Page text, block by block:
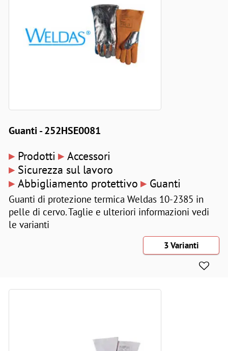
Guanti - 252HSE0081
▸ Prodotti ▸ Accessori
▸ Sicurezza sul lavoro
▸ Abbigliamento protettivo ▸ Guanti
Guanti di protezione termica Weldas 10-2385 in
pelle di cervo. Taglie e ulteriori informazioni vedi
le varianti
3 Varianti